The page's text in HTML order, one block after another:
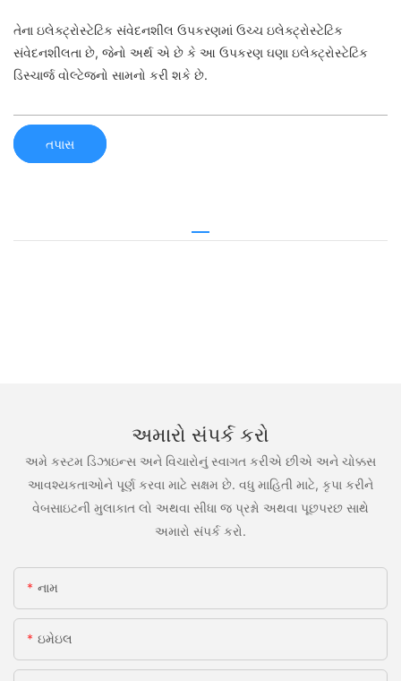
તેના ઇલેક્ટ્રોસ્ટેટિક સંવેદનશીલ ઉપકરણમાં ઉચ્ચ ઇલેક્ટ્રોસ્ટેટિક
સંવેદનશીલતા છે, જેનો અર્થ એ છે કે આ ઉપકરણ ઘણા ઇલેક્ટ્રોસ્ટેટિક
ડિસ્ચાર્જ વોલ્ટેજનો સામનો કરી શકે છે.
તપાસ
અમારો સંપર્ક કરો
અમે કસ્ટમ ડિઝાઇન્સ અને વિચારોનું સ્વાગત કરીએ છીએ અને ચોક્કસ
આવશ્યકતાઓને પૂર્ણ કરવા માટે સક્ષમ છે. વધુ માહિતી માટે, કૃપા કરીને
વેબસાઇટની મુલાકાત લો અથવા સીધા જ પ્રશ્નો અથવા પૂછપરછ સાથે
અમારો સંપર્ક કરો.
નામ
ઇમેઇલ